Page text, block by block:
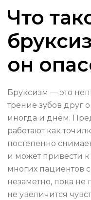
Что
он
Бруксизм — это
трение зубов друг
иногда и днём.
работают как
постепенно
и может привести к
многих пациентов
незаметно, пока не
не увеличится